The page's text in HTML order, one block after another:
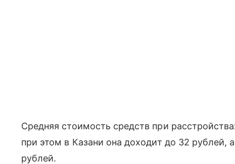
Средняя стоимость средств при
при этом в Казани она доходит до 32 рублей,
рублей.